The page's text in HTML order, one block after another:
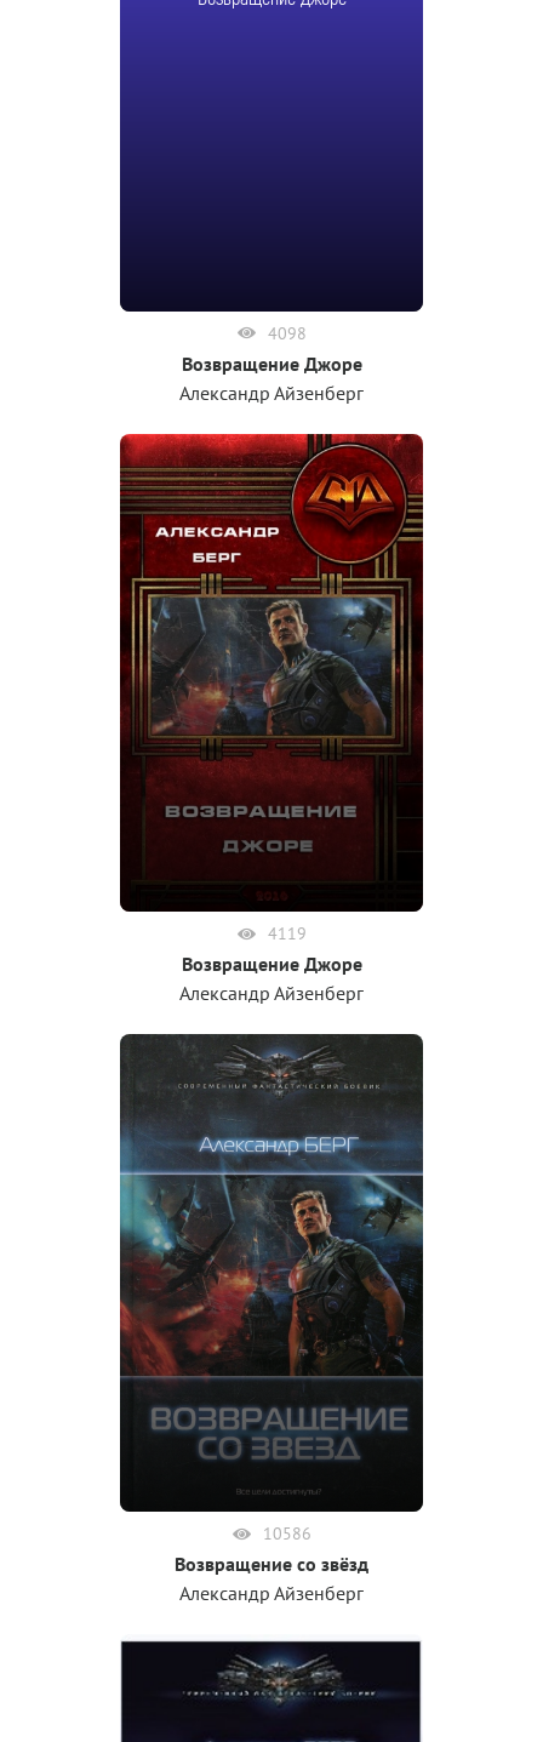
4098
Возвращение Джоре
Александр Айзенберг
4119
Возвращение Джоре
Александр Айзенберг
10586
Возвращение со звёзд
Александр Айзенберг